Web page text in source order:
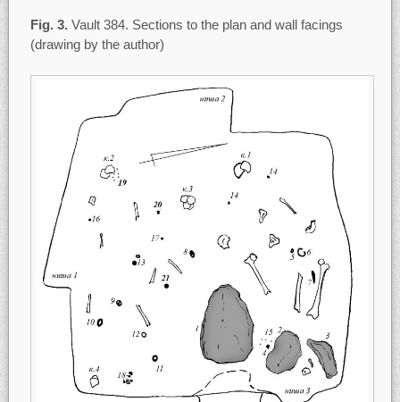
Fig. 3.Vault 384. Sections to the plan and wall facings
(drawing by the author)